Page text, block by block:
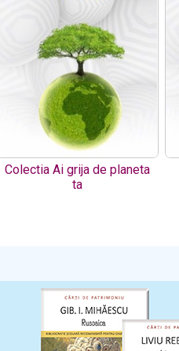
Colectia Ai grija de planeta
ta